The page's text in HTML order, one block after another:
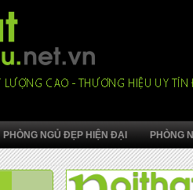
PHÒNG NGỦ ĐẸP HIỆN ĐẠI PHÒNG